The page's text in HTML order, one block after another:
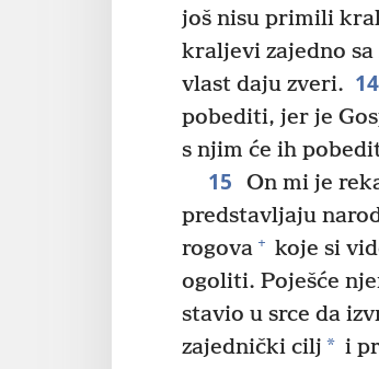
još nisu primili
kraljevi zajedno sa
vlast daju zveri. 14
pobediti, jer je
s njim će ih
15
On mi je
predstavljaju
rogova + koje si
ogoliti. Poješće
stavio u srce da
zajednički cilj * i